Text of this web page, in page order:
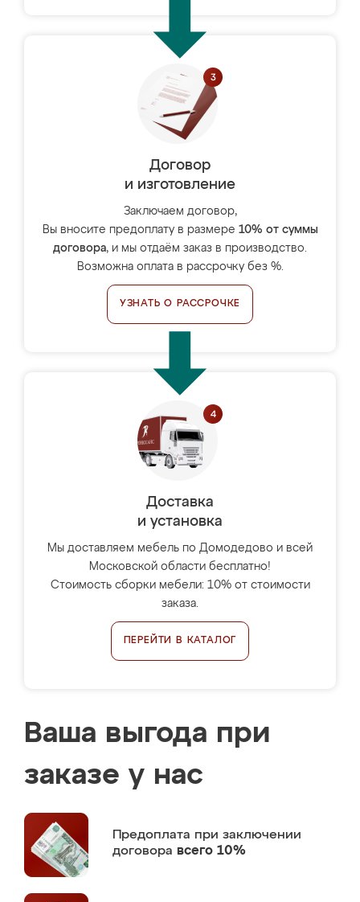
Договор
и изготовление
Заключаем договор,
Вы вносите предоплату в размере 10% от суммы
договора, и мы отдаём заказ в производство.
Возможна оплата в рассрочку без %.
УЗНАТЬ О РАССРОЧКЕ
Доставка
и установка
Мы доставляем мебель по Домодедово и всей
Московской области бесплатно!
Стоимость сборки мебели: 10% от стоимости
заказа.
ПЕРЕЙТИ В КАТАЛОГ
Ваша выгода при
заказе у нас
Предоплата при заключении
договора всего 10%